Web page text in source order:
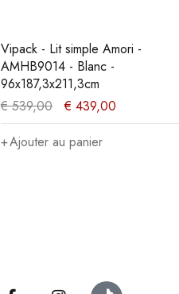
PROMO
Vipack - Lit simple Amori -
AMHB9014 - Blanc -
96x187,3x211,3cm
€539,00 € 439,00
Ajouter au panier